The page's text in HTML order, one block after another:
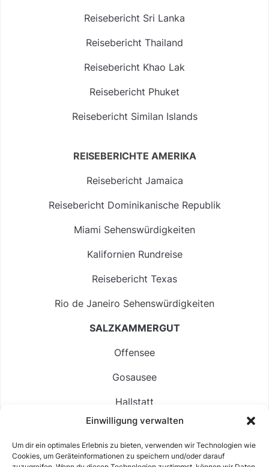
Einwilligung verwalten
Um dir ein optimales Erlebnis zu bieten, verwenden wir Technologien wie
Cookies, um Geräteinformationen zu speichern und/oder darauf
Reisebericht Sri Lanka
Reisebericht Thailand
Reisebericht Khao Lak
Reisebericht Phuket
Reisebericht Similan Islands
REISEBERICHTE AMERIKA
Reisebericht Jamaica
Reisebericht Dominikanische Republik
Miami Sehenswürdigkeiten
Kalifornien Rundreise
Reisebericht Texas
Rio de Janeiro Sehenswürdigkeiten
SALZKAMMERGUT
Offensee
Gosausee
Hallstatt
Langbathsee
Altausseer See